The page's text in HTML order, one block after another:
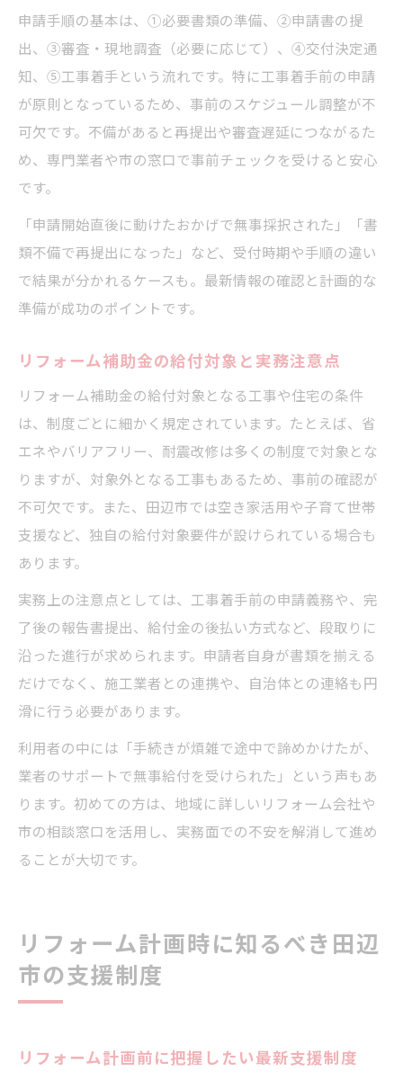
申請手順の基本は、①必要書類の準備、②申請書の提
出、③審査・現地調査（必要に応じて）、④交付決定通
知、⑤工事着手という流れです。特に工事着手前の申請
が原則となっているため、事前のスケジュール調整が不
可欠です。不備があると再提出や審査遅延につながるた
め、専門業者や市の窓口で事前チェックを受けると安心
です。
「申請開始直後に動けたおかげで無事採択された」「書
類不備で再提出になった」など、受付時期や手順の違い
で結果が分かれるケースも。最新情報の確認と計画的な
準備が成功のポイントです。
リフォーム補助金の給付対象と実務注意点
リフォーム補助金の給付対象となる工事や住宅の条件
は、制度ごとに細かく規定されています。たとえば、省
エネやバリアフリー、耐震改修は多くの制度で対象とな
りますが、対象外となる工事もあるため、事前の確認が
不可欠です。また、田辺市では空き家活用や子育て世帯
支援など、独自の給付対象要件が設けられている場合も
あります。
実務上の注意点としては、工事着手前の申請義務や、完
了後の報告書提出、給付金の後払い方式など、段取りに
沿った進行が求められます。申請者自身が書類を揃える
だけでなく、施工業者との連携や、自治体との連絡も円
滑に行う必要があります。
利用者の中には「手続きが煩雑で途中で諦めかけたが、
業者のサポートで無事給付を受けられた」という声もあ
ります。初めての方は、地域に詳しいリフォーム会社や
市の相談窓口を活用し、実務面での不安を解消して進め
ることが大切です。
リフォーム計画時に知るべき田辺
市の支援制度
リフォーム計画前に把握したい最新支援制度